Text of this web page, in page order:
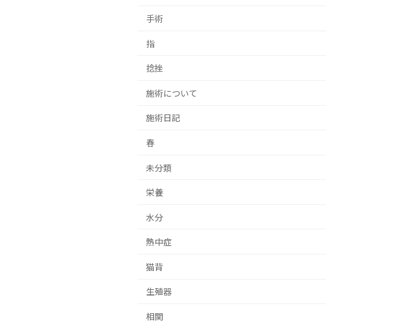
手術
指
捻挫
施術について
施術日記
春
未分類
栄養
水分
熱中症
猫背
生殖器
相関